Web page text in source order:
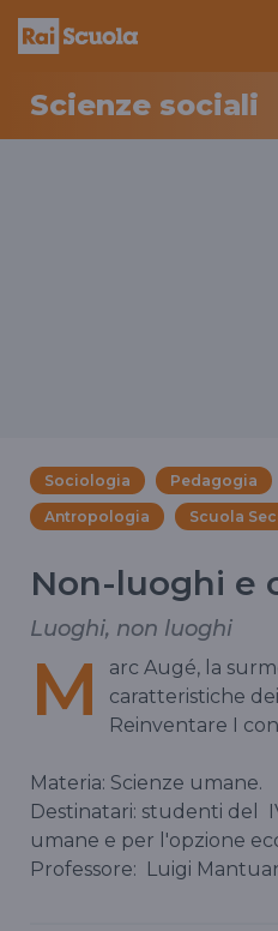
Scienze sociali
Sociologia Pedagogia
Antropologia
Scuola
Non-luoghi e
Luoghi, non luoghi
M
arc Augé, la
caratteristiche
Reinventare I
Materia: Scienze umane.
Destinatari: studenti del
umane e per l'opzione
Professore: Luigi